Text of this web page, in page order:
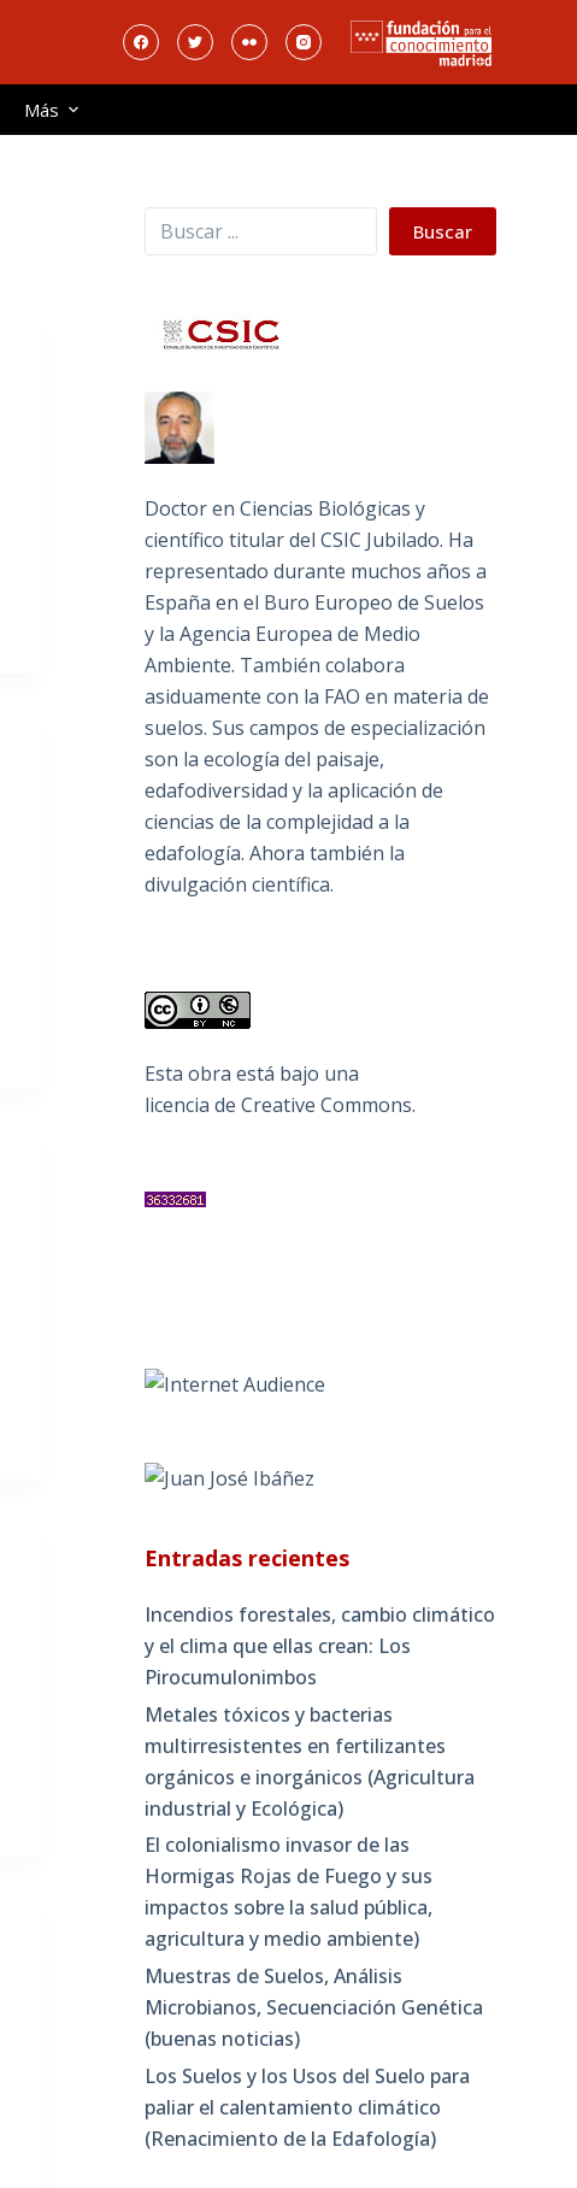
Más
Buscar Buscar
Doctor en Ciencias Biológicas y
científico titular del CSIC Jubilado. Ha
representado durante muchos años a
España en el Buro Europeo de Suelos
y la Agencia Europea de Medio
Ambiente. También colabora
asiduamente con la FAO en materia de
suelos. Sus campos de especialización
son la ecología del paisaje,
edafodiversidad y la aplicación de
ciencias de la complejidad a la
edafología. Ahora también la
divulgación científica.
Esta obra está bajo una
licencia de Creative Commons.
Entradas recientes
Incendios forestales, cambio climático
y el clima que ellas crean: Los
Pirocumulonimbos
Metales tóxicos y bacterias
multirresistentes en fertilizantes
orgánicos e inorgánicos (Agricultura
industrial y Ecológica)
El colonialismo invasor de las
Hormigas Rojas de Fuego y sus
impactos sobre la salud pública,
agricultura y medio ambiente)
Muestras de Suelos, Análisis
Microbianos, Secuenciación Genética
(buenas noticias)
Los Suelos y los Usos del Suelo para
paliar el calentamiento climático
(Renacimiento de la Edafología)